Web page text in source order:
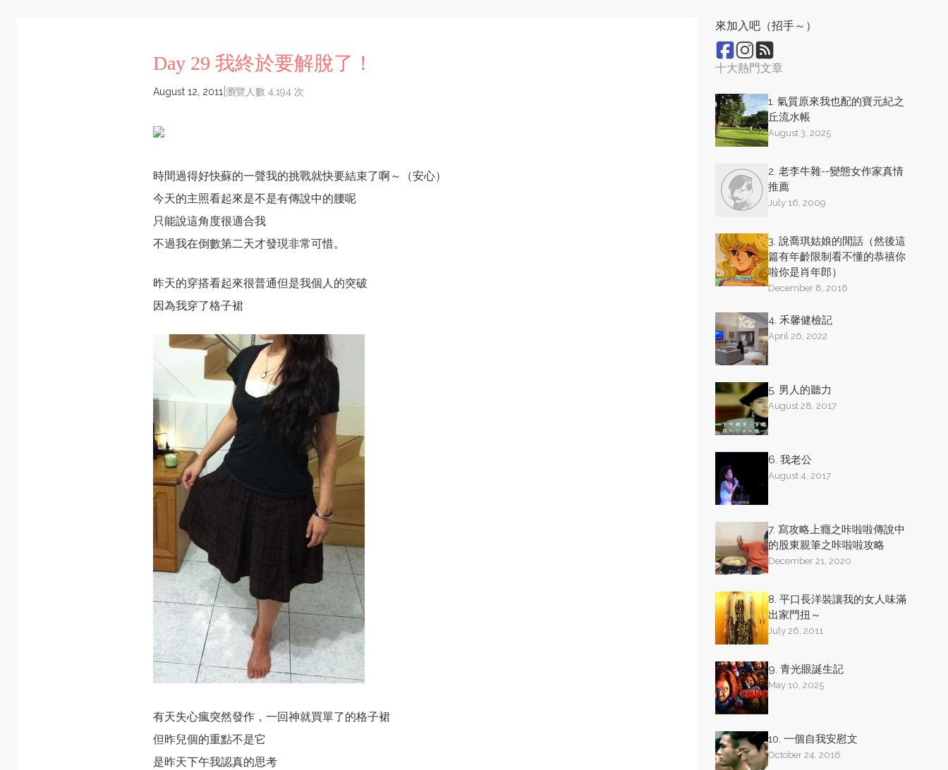
Day 29 我終於要解脫了！
August 12, 2011 瀏覽人數 4,194 次
時間過得好快蘇的一聲我的挑戰就快要結束了啊～（安心）
今天的主照看起來是不是有傳說中的腰呢
只能說這角度很適合我
不過我在倒數第二天才發現非常可惜。
昨天的穿搭看起來很普通但是我個人的突破
因為我穿了格子裙
有天失心瘋突然發作，一回神就買單了的格子裙
但昨兒個的重點不是它
是昨天下午我認真的思考
來加入吧（招手～）
十大熱門文章
1. 氣質原來我也配的寶元紀之
丘流水帳
August 3, 2025
2. 老李牛雜--變態女作家真情
推薦
July 16, 2009
3. 說喬琪姑娘的閒話（然後這
篇有年齡限制看不懂的恭禧你
啦你是肖年郎）
December 8, 2016
4. 禾馨健檢記
April 26, 2022
5. 男人的聽力
August 28, 2017
6. 我老公
August 4, 2017
7. 寫攻略上癮之咔啦啦傳說中
的股東親筆之咔啦啦攻略
December 21, 2020
8. 平口長洋裝讓我的女人味滿
出家門扭～
July 26, 2011
9. 青光眼誕生記
May 10, 2025
10. 一個自我安慰文
October 24, 2016